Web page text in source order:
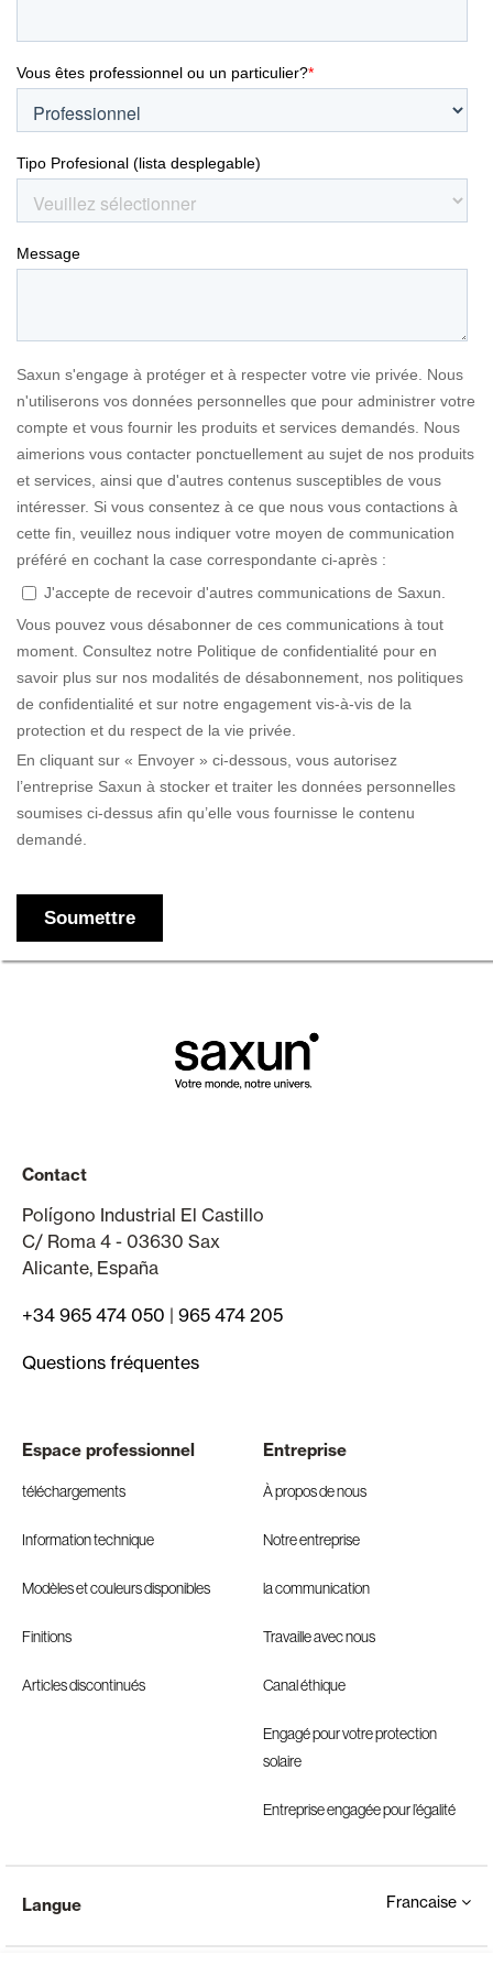
Contact
Polígono Industrial El Castillo
C/ Roma 4 - 03630 Sax
Alicante, España
+34 965 474 050 | 965 474 205
Questions fréquentes
Espace professionnel
téléchargements
Information technique
Modèles et couleurs disponibles
Finitions
Articles discontinués
Entreprise
À propos de nous
Notre entreprise
la communication
Travaille avec nous
Canal éthique
Engagé pour votre protection
solaire
Entreprise engagée pour l’égalité
Langue Francaise